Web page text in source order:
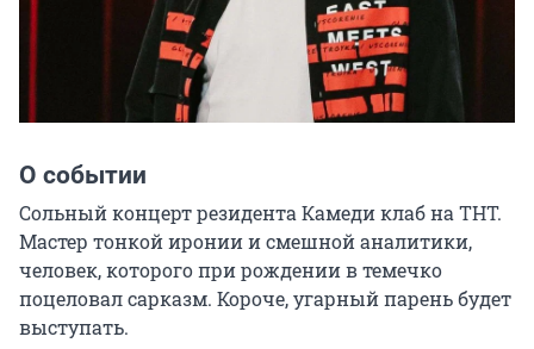
О событии
Сольный концерт резидента Камеди клаб на ТНТ.
Мастер тонкой иронии и смешной аналитики,
человек, которого при рождении в темечко
поцеловал сарказм. Короче, угарный парень будет
выступать.